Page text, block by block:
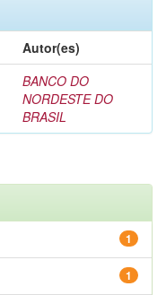
Autor(es)
BANCO DO
NORDESTE DO
BRASIL
1
1